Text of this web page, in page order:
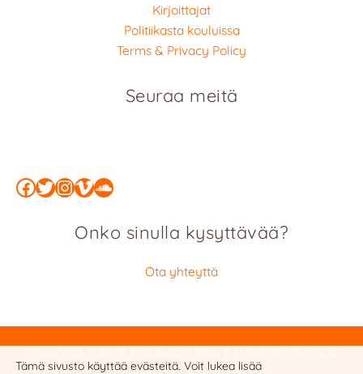
Kirjoittajat
Politiikasta kouluissa
Terms & Privacy Policy
Seuraa meitä
Facebook
Twitter
Instagram
Vimeo
SoundCloud
Onko sinulla kysyttävää?
Ota yhteyttä
Tämä sivusto käyttää evästeitä. Voit lukea lisää